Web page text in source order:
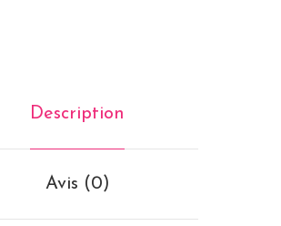
Description
Avis (0)